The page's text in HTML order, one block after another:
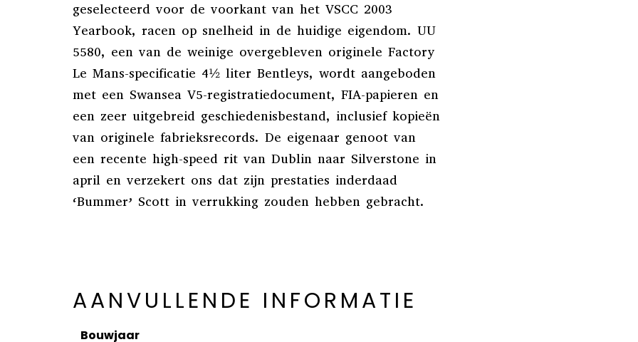
geselecteerd voor de voorkant van het VSCC 2003
Yearbook, racen op snelheid in de huidige eigendom. UU
5580, een van de weinige overgebleven originele Factory
Le Mans-specificatie 4½ liter Bentleys, wordt aangeboden
met een Swansea V5-registratiedocument, FIA-papieren en
een zeer uitgebreid geschiedenisbestand, inclusief kopieën
van originele fabrieksrecords. De eigenaar genoot van
een recente high-speed rit van Dublin naar Silverstone in
april en verzekert ons dat zijn prestaties inderdaad
‘Bummer’ Scott in verrukking zouden hebben gebracht.
AANVULLENDE INFORMATIE
Bouwjaar